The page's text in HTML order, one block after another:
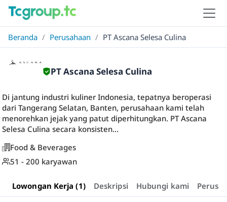
Beranda / Perusahaan / PT Ascana Selesa Culina
PT Ascana Selesa Culina
Di jantung industri kuliner Indonesia, tepatnya beroperasi
dari Tangerang Selatan, Banten, perusahaan kami telah
menorehkan jejak yang patut diperhitungkan. PT Ascana
Selesa Culina secara konsisten...
Food & Beverages
51 - 200 karyawan
Lowongan Kerja (1) Deskripsi Hubungi kami